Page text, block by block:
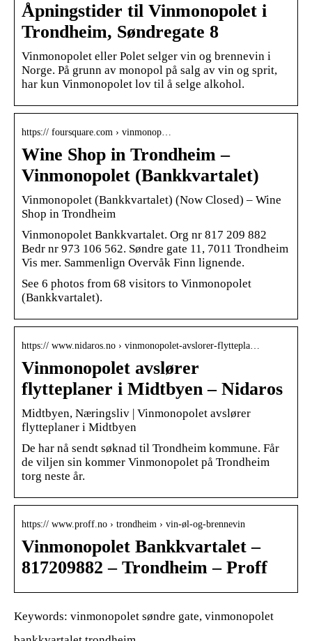
Åpningstider til Vinmonopolet i
Trondheim, Søndregate 8
Vinmonopolet eller Polet selger vin og brennevin i
Norge. På grunn av monopol på salg av vin og sprit,
har kun Vinmonopolet lov til å selge alkohol.
https:// foursquare.com › vinmonop…
Wine Shop in Trondheim –
Vinmonopolet (Bankkvartalet)
Vinmonopolet (Bankkvartalet) (Now Closed) – Wine
Shop in Trondheim
Vinmonopolet Bankkvartalet. Org nr 817 209 882
Bedr nr 973 106 562. Søndre gate 11, 7011 Trondheim
Vis mer. Sammenlign Overvåk Finn lignende.
See 6 photos from 68 visitors to Vinmonopolet
(Bankkvartalet).
https:// www.nidaros.no › vinmonopolet-avslorer-flyttepla…
Vinmonopolet avslører
flytteplaner i Midtbyen – Nidaros
Midtbyen, Næringsliv | Vinmonopolet avslører
flytteplaner i Midtbyen
De har nå sendt søknad til Trondheim kommune. Får
de viljen sin kommer Vinmonopolet på Trondheim
torg neste år.
https:// www.proff.no › trondheim › vin-øl-og-brennevin
Vinmonopolet Bankkvartalet –
817209882 – Trondheim – Proff
Keywords: vinmonopolet søndre gate, vinmonopolet